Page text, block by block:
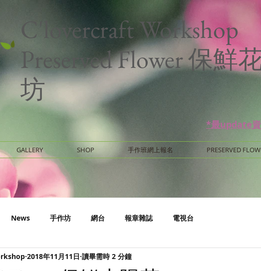
C'lovercraft Workshop
Preserved Flower 保鮮
坊
*最update
GALLERY SHOP 手作班網上報名 PRESERVED
News 手作坊 網台 報章雜誌 電視台
2018年11月11日 讀畢需時 2 分鐘